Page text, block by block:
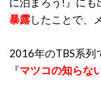
暴露したことで、
2016年のTBS系列
『マツコの知らな